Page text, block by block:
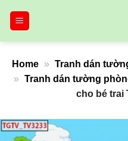
Home » Tranh dán
» Tranh dán tường
cho bé trai